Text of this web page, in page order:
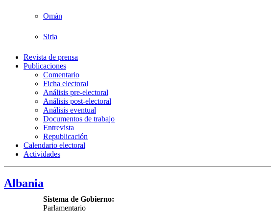
Omán
Siria
Revista de prensa
Publicaciones
Comentario
Ficha electoral
Análisis pre-electoral
Análisis post-electoral
Análisis eventual
Documentos de trabajo
Entrevista
Republicación
Calendario electoral
Actividades
Albania
Sistema de Gobierno:
Parlamentario